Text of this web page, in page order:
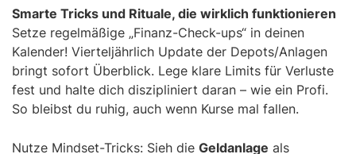
Smarte Tricks und Rituale, die wirklich funktionieren
Setze regelmäßige „Finanz-Check-ups“ in deinen
Kalender! Vierteljährlich Update der Depots/Anlagen
bringt sofort Überblick. Lege klare Limits für Verluste
fest und halte dich diszipliniert daran – wie ein Profi.
So bleibst du ruhig, auch wenn Kurse mal fallen.
Nutze Mindset-Tricks: Sieh die Geldanlage als